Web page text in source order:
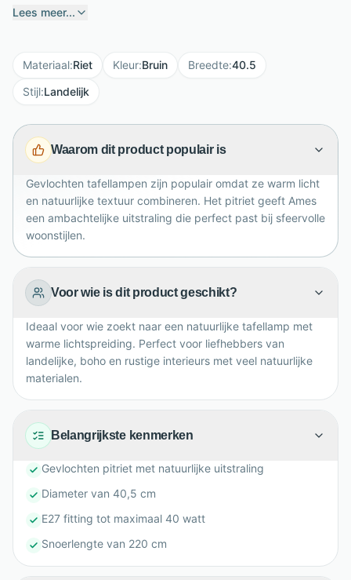
het licht prachtig door het vlechtwerk filtert en een
tafellamp voor op een dressoir, sidetable, nachtkastje
of bijzettafel. De bruine naturel uitstraling combineert
interieurs. Dankzij de E27 fitting kies je zelf een
passende lichtbron tot maximaal 40 watt. Het snoer
Lees meer...
Materiaal:Riet Kleur:Bruin Breedte:40.5
Stijl:Landelijk
Waarom dit product populair is
Gevlochten tafellampen zijn populair omdat ze warm licht
en natuurlijke textuur combineren. Het pitriet geeft Ames
een ambachtelijke uitstraling die perfect past bij sfeervolle
woonstijlen.
Voor wie is dit product geschikt?
Ideaal voor wie zoekt naar een natuurlijke tafellamp met
warme lichtspreiding. Perfect voor liefhebbers van
landelijke, boho en rustige interieurs met veel natuurlijke
materialen.
Belangrijkste kenmerken
Gevlochten pitriet met natuurlijke uitstraling
Diameter van 40,5 cm
E27 fitting tot maximaal 40 watt
Snoerlengte van 220 cm